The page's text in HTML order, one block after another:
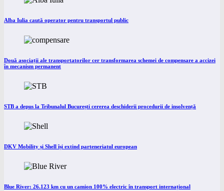
Alba Iulia caută operator pentru transportul public
Două asociații ale transportatorilor cer transformarea schemei de compensare a accizei
în mecanism permanent
STB a depus la Tribunalul București cererea deschiderii procedurii de insolvență
DKV Mobility și Shell își extind parteneriatul european
Blue River: 26.123 km cu un camion 100% electric în transport internațional